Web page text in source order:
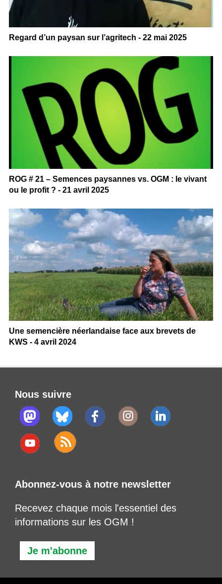
Regard d’un paysan sur l’agritech - 22 mai 2025
ROG # 21 – Semences paysannes vs. OGM : le vivant
ou le profit ? - 21 avril 2025
Une semencière néerlandaise face aux brevets de
KWS - 4 avril 2024
Nous suivre
Abonnez-vous à notre newsletter
Recevez chaque mois l'essentiel des
informations sur les OGM !
Je m'abonne